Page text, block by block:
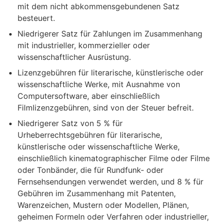
mit dem nicht abkommensgebundenen Satz
besteuert.
Niedrigerer Satz für Zahlungen im Zusammenhang
mit industrieller, kommerzieller oder
wissenschaftlicher Ausrüstung.
Lizenzgebühren für literarische, künstlerische oder
wissenschaftliche Werke, mit Ausnahme von
Computersoftware, aber einschließlich
Filmlizenzgebühren, sind von der Steuer befreit.
Niedrigerer Satz von 5 % für
Urheberrechtsgebühren für literarische,
künstlerische oder wissenschaftliche Werke,
einschließlich kinematographischer Filme oder Filme
oder Tonbänder, die für Rundfunk- oder
Fernsehsendungen verwendet werden, und 8 % für
Gebühren im Zusammenhang mit Patenten,
Warenzeichen, Mustern oder Modellen, Plänen,
geheimen Formeln oder Verfahren oder industrieller,